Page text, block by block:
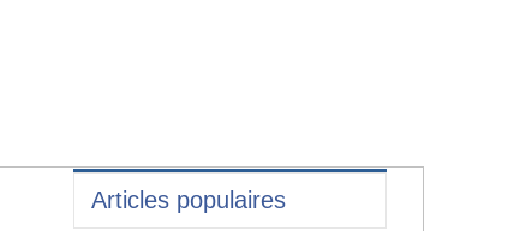
Articles populaires